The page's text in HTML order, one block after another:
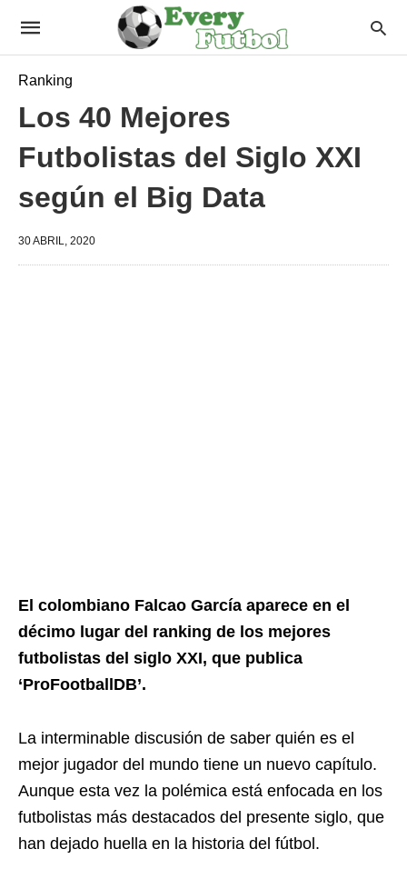
Ranking
Los 40 Mejores
Futbolistas del Siglo XXI
según el Big Data
30 ABRIL, 2020
El colombiano Falcao García aparece en el
décimo lugar del ranking de los mejores
futbolistas del siglo XXI, que publica
‘ProFootballDB’.
La interminable discusión de saber quién es el
mejor jugador del mundo tiene un nuevo capítulo.
Aunque esta vez la polémica está enfocada en los
futbolistas más destacados del presente siglo, que
han dejado huella en la historia del fútbol.